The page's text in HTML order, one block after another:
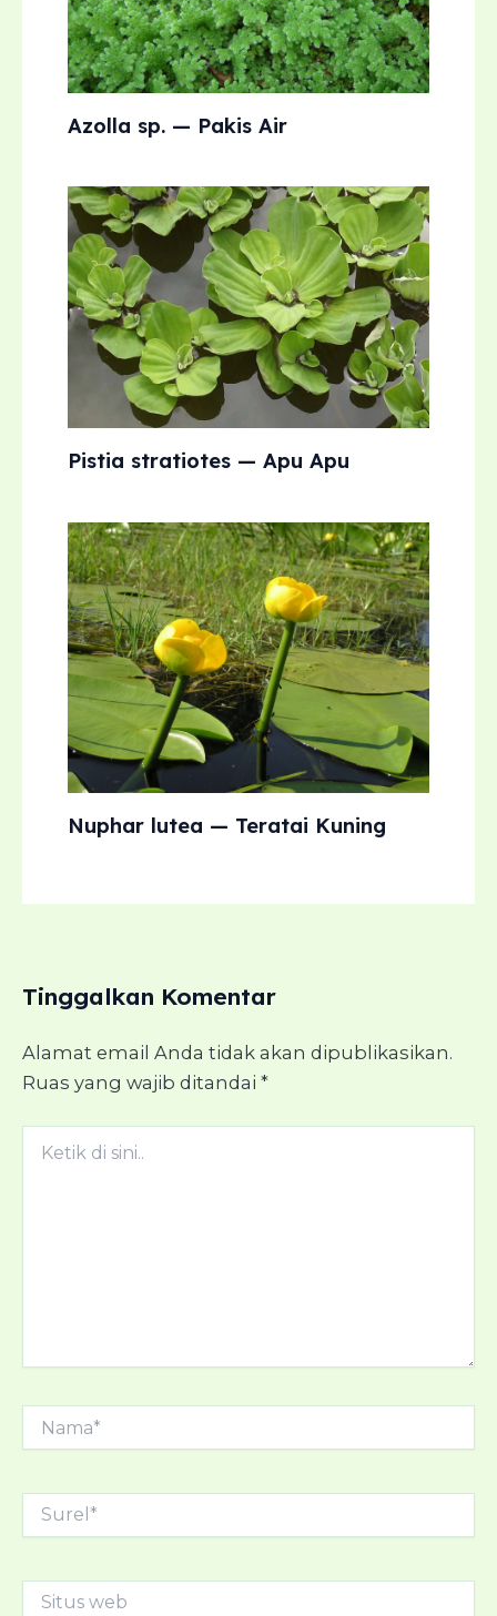
Azolla sp. — Pakis Air
Pistia stratiotes — Apu Apu
Nuphar lutea — Teratai Kuning
Tinggalkan Komentar
Alamat email Anda tidak akan dipublikasikan.
Ruas yang wajib ditandai *
Surel*
Situs